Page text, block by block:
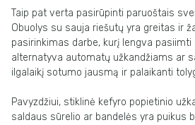
Taip pat verta pasirūpinti paruoštais
Obuolys su sauja riešutų yra greitas ir
pasirinkimas darbe, kurį lengva pasiimti
alternatyva automatų užkandžiams ar
ilgalaikį sotumo jausmą ir palaikanti
Pavyzdžiui, stiklinė kefyro popietinio
saldaus sūrelio ar bandelės yra puikus